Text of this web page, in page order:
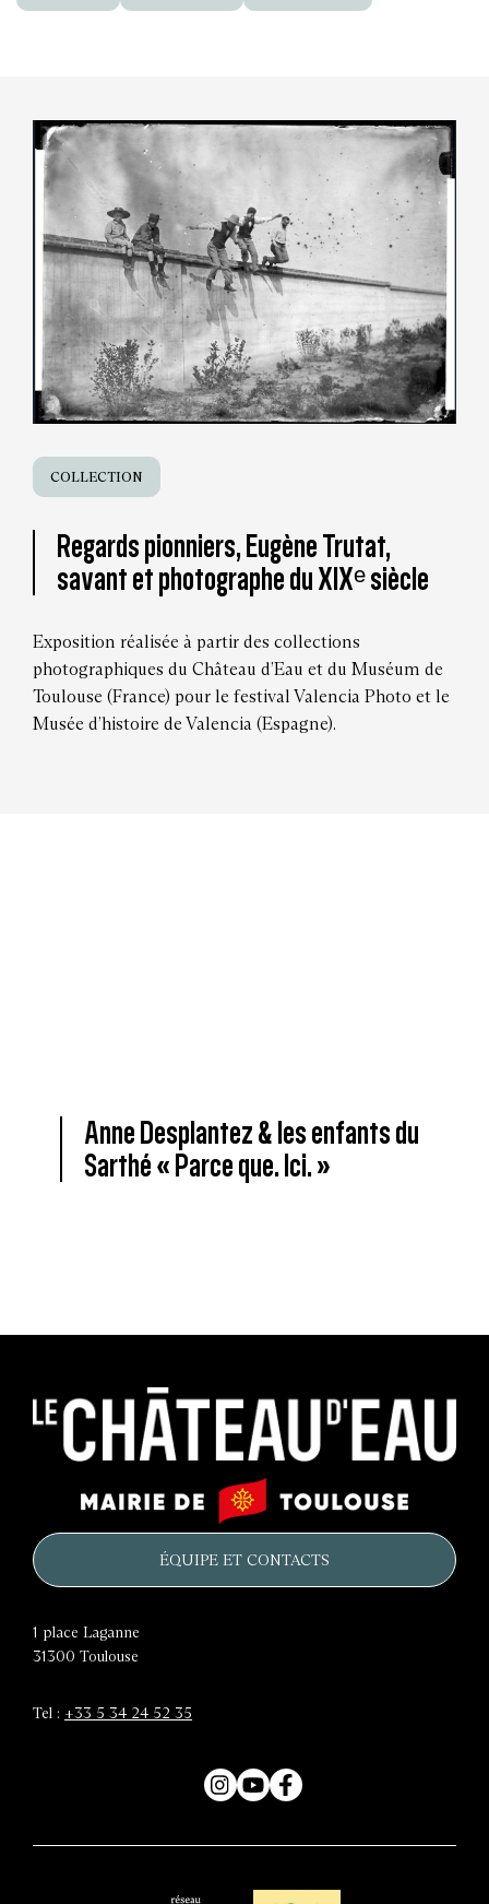
COLLECTION
Regards pionniers, Eugène Trutat,
savant et photographe du XIXᵉ siècle
Exposition réalisée à partir des collections
photographiques du Château d’Eau et du Muséum de
Toulouse (France) pour le festival Valencia Photo et le
Musée d’histoire de Valencia (Espagne).
Anne Desplantez & les enfants du
Sarthé « Parce que. Ici. »
château
d'eau
Mairie
de
ÉQUIPE ET CONTACTS
1 place Laganne
31300 Toulouse
Tel : +33 5 34 24 52 35
Instagram
YouTubeFacebook